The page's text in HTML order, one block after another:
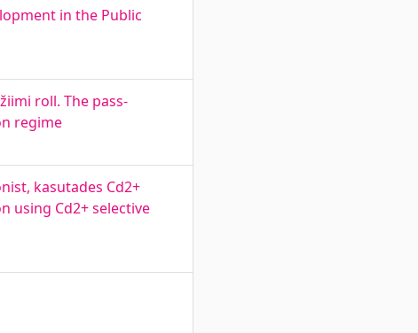
in the Public
roll. The pass-
regime
kasutades Cd2+
using Cd2+ selective